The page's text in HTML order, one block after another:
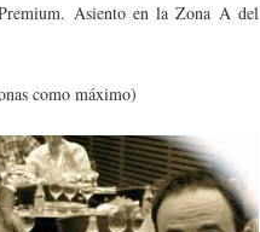
Asiento en la Zona A del
como máximo)